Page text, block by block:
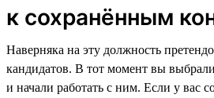
к сохранённым
Наверняка на эту должность
кандидатов. В тот момент вы
и начали работать с ним. Если у вас